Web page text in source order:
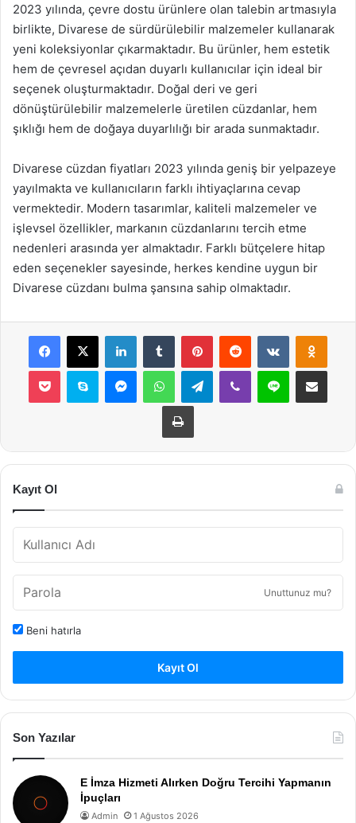
2023 yılında, çevre dostu ürünlere olan talebin artmasıyla
birlikte, Divarese de sürdürülebilir malzemeler kullanarak
yeni koleksiyonlar çıkarmaktadır. Bu ürünler, hem estetik
hem de çevresel açıdan duyarlı kullanıcılar için ideal bir
seçenek oluşturmaktadır. Doğal deri ve geri
dönüştürülebilir malzemelerle üretilen cüzdanlar, hem
şıklığı hem de doğaya duyarlılığı bir arada sunmaktadır.
Divarese cüzdan fiyatları 2023 yılında geniş bir yelpazeye
yayılmakta ve kullanıcıların farklı ihtiyaçlarına cevap
vermektedir. Modern tasarımlar, kaliteli malzemeler ve
işlevsel özellikler, markanın cüzdanlarını tercih etme
nedenleri arasında yer almaktadır. Farklı bütçelere hitap
eden seçenekler sayesinde, herkes kendine uygun bir
Divarese cüzdanı bulma şansına sahip olmaktadır.
Facebook
X LinkedInTumblr PinterestReddit VKontakte
Pocket Skype MessengerWhatsAppTelegramViber Line E-Posta ile
Yazdır
Kayıt Ol
Unuttunuz mu?
Beni hatırla
Kayıt Ol
Son Yazılar
E İmza Hizmeti Alırken Doğru Tercihi Yapmanın
İpuçları
Admin 1 Ağustos 2026